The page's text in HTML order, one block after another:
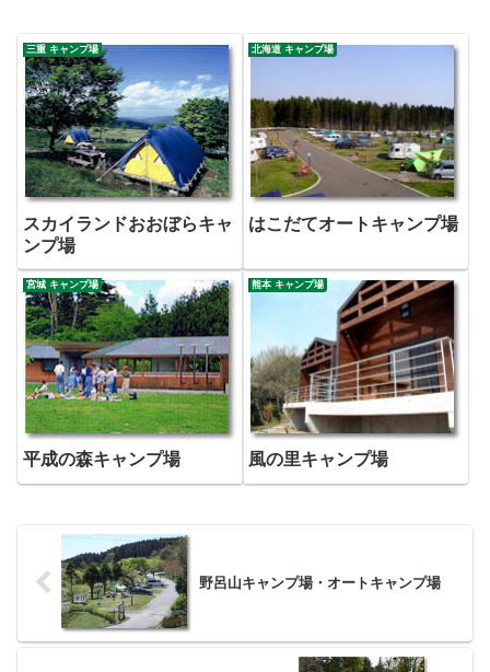
三重 キャンプ場
スカイランドおおぼらキャ
ンプ場
北海道 キャンプ場
はこだてオートキャンプ場
宮城 キャンプ場
平成の森キャンプ場
熊本 キャンプ場
風の里キャンプ場
野呂山キャンプ場・オートキャンプ場